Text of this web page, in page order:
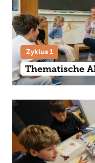
Zyklus 1
Thematische